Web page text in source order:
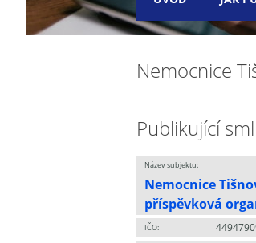
Nemocnice
Publikující
Název subjektu:
Nemocnice
příspěvková
IČO: